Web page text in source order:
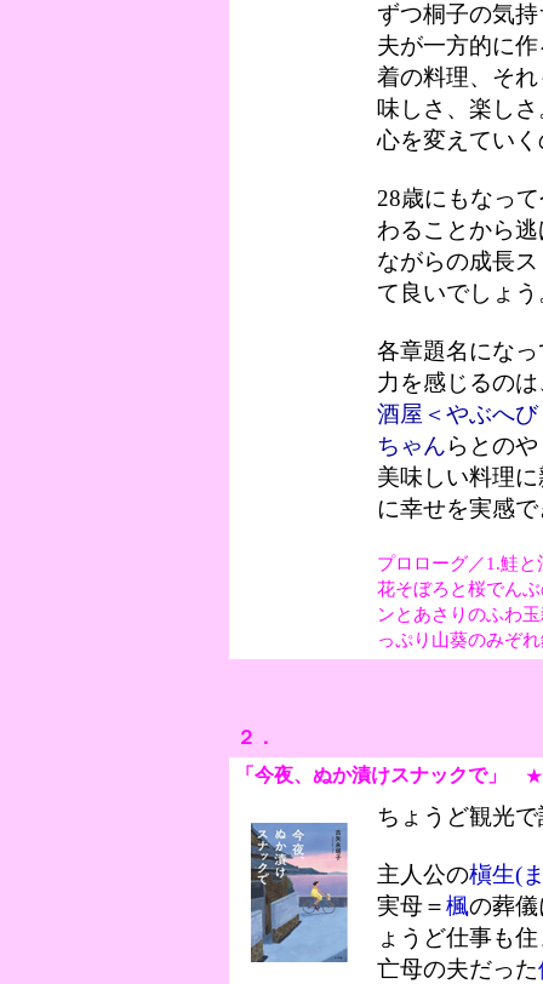
ずつ桐子の気
夫が一方的に
着の料理、そ
味しさ、楽し
心を変えてい
28歳にもなっ
わることから
ながらの成長
て良いでしょう
各章題名にな
力を感じるの
酒屋＜やぶへび
ちゃんらとの
美味しい料理
に幸せを実感
プロローグ／1.鮭
花そぼろと桜でん
ンとあさりのふわ
っぷり山葵のみぞ
２．
「今夜、ぬか漬けスナックで」
ちょうど観光
主人公の槇生(
実母＝楓の葬
ょうど仕事も
亡母の夫だった